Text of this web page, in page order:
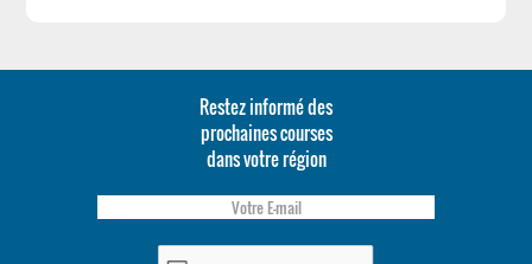
Restez informé des
prochaines courses
dans votre région